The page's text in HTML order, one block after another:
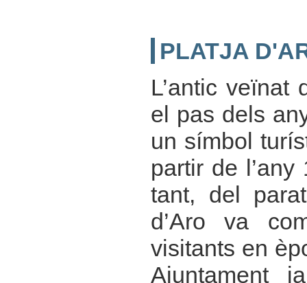
PLATJA
L’antic veïnat
el pas dels
un símbol
partir de
tant, del
d’Aro va
visitants en
Ajuntament